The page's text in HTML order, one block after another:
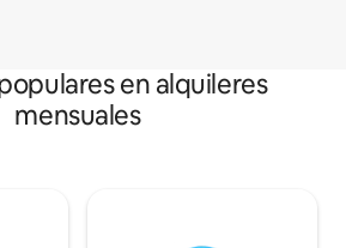
en alquileres
mensuales